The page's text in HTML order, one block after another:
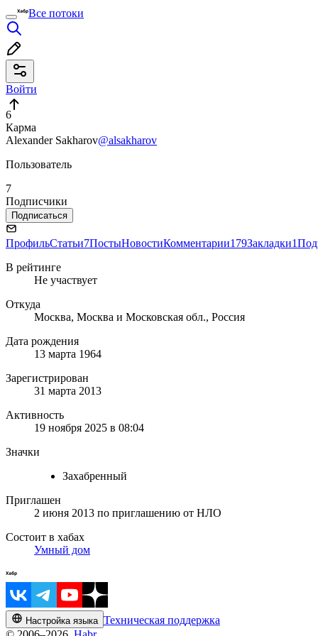
Все потоки
Войти
6
Карма
Alexander Sakharov@alsakharov
Пользователь
7
Подписчики
Подписаться
ПрофильСтатьи7ПостыНовостиКомментарии179Закладки1
В рейтинге
Не участвует
Откуда
Москва, Москва и Московская обл., Россия
Дата рождения
13 марта 1964
Зарегистрирован
31 марта 2013
Активность
19 ноября 2025 в 08:04
Значки
Захабренный
Приглашен
2 июня 2013 по приглашению от НЛО
Состоит в хабах
Умный дом
Настройка языка Техническая поддержка